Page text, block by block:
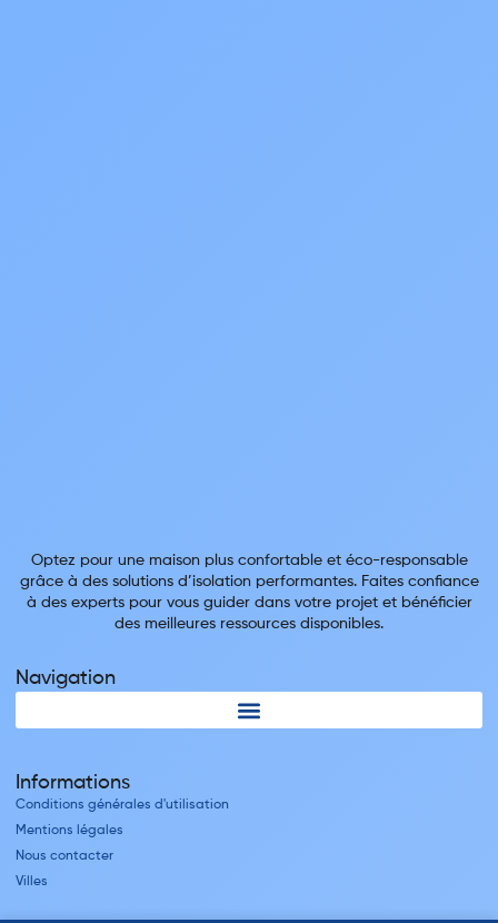
Optez pour une maison plus confortable et éco-responsable
grâce à des solutions d’isolation performantes. Faites confiance
à des experts pour vous guider dans votre projet et bénéficier
des meilleures ressources disponibles.
Navigation
Informations
Conditions générales d'utilisation
Mentions légales
Nous contacter
Villes